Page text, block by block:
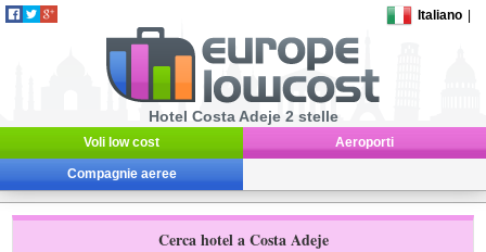
Italiano
Hotel Costa Adeje 2 stelle
Voli low cost Aeroporti
Compagnie aeree
Cerca hotel a Costa Adeje